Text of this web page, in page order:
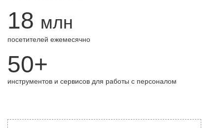
18 млн
посетителей ежемесячно
50+
инструментов и сервисов для работы с персоналом